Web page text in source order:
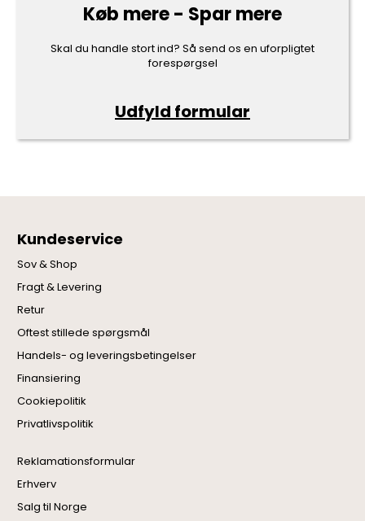
Køb mere - Spar mere
Skal du handle stort ind? Så send os en uforpligtet
forespørgsel
Udfyld formular
Kundeservice
Sov & Shop
Fragt & Levering
Retur
Oftest stillede spørgsmål
Handels- og leveringsbetingelser
Finansiering
Cookiepolitik
Privatlivspolitik
Reklamationsformular
Erhverv
Salg til Norge